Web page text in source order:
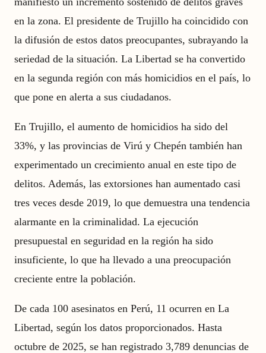
en la zona. El presidente de Trujillo ha coincidido con
la difusión de estos datos preocupantes, subrayando la
seriedad de la situación. La Libertad se ha convertido
en la segunda región con más homicidios en el país, lo
que pone en alerta a sus ciudadanos.
En Trujillo, el aumento de homicidios ha sido del
33%, y las provincias de Virú y Chepén también han
experimentado un crecimiento anual en este tipo de
delitos. Además, las extorsiones han aumentado casi
tres veces desde 2019, lo que demuestra una tendencia
alarmante en la criminalidad. La ejecución
presupuestal en seguridad en la región ha sido
insuficiente, lo que ha llevado a una preocupación
creciente entre la población.
De cada 100 asesinatos en Perú, 11 ocurren en La
Libertad, según los datos proporcionados. Hasta
octubre de 2025, se han registrado 3,789 denuncias de